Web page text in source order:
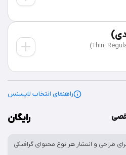
راهنمای انتخاب لایسنس
رایگان
طراحی و انتشار هر نوع محتوای گرافیکی